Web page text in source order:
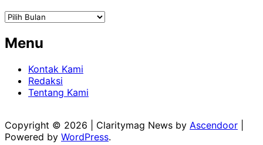
Arsip
Menu
Kontak Kami
Redaksi
Tentang Kami
Copyright © 2026 | Claritymag News by Ascendoor
Powered by WordPress.